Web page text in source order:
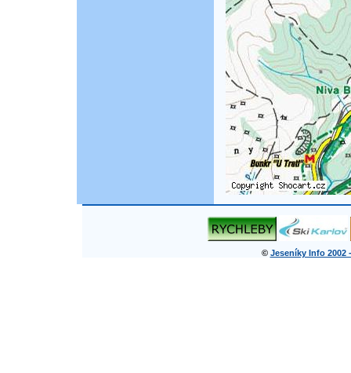
© Jeseníky Info 2002